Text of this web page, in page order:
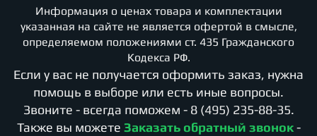
Информация о ценах товара и комплектации
указанная на сайте не является офертой в смысле,
определяемом положениями ст. 435 Гражданского
Кодекса РФ.
Если у вас не получается оформить заказ, нужна
помощь в выборе или есть иные вопросы.
Звоните - всегда поможем - 8 (495) 235-88-35.
Также вы можете Заказать обратный звонок -